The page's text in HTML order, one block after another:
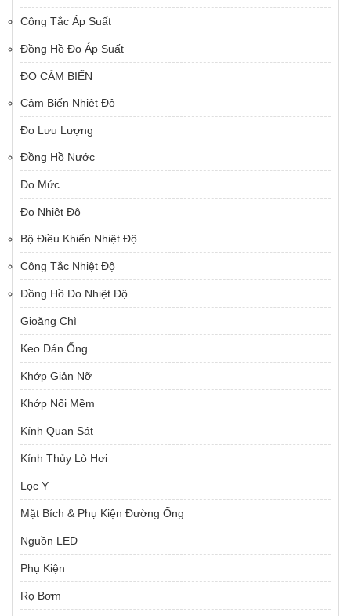
Công Tắc Áp Suất
Đồng Hồ Đo Áp Suất
ĐO CẢM BIẾN
Cảm Biến Nhiệt Độ
Đo Lưu Lượng
Đồng Hồ Nước
Đo Mức
Đo Nhiệt Độ
Bộ Điều Khiển Nhiệt Độ
Công Tắc Nhiệt Độ
Đồng Hồ Đo Nhiệt Độ
Gioăng Chì
Keo Dán Ống
Khớp Giản Nỡ
Khớp Nối Mềm
Kính Quan Sát
Kính Thủy Lò Hơi
Lọc Y
Mặt Bích & Phụ Kiện Đường Ống
Nguồn LED
Phụ Kiện
Rọ Bơm